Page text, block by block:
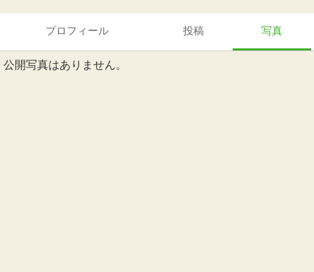
プロフィール 投稿 写真
公開写真はありません。